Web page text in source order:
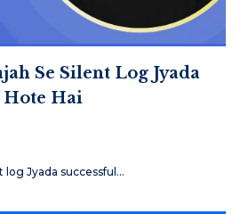
Se Silent Log Jyada
Hote Hai
log Jyada successful…